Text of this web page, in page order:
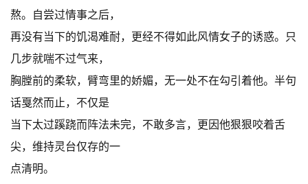
熬。自尝过情事之后，
再没有当下的饥渴难耐，更经不得如此风情女子的诱惑。只
几步就喘不过气来，
胸膛前的柔软，臂弯里的娇媚，无一处不在勾引着他。半句
话戛然而止，不仅是
当下太过蹊跷而阵法未完，不敢多言，更因他狠狠咬着舌
尖，维持灵台仅存的一
点清明。